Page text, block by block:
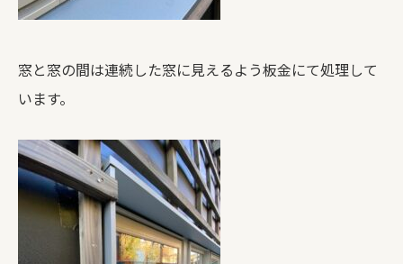
窓と窓の間は連続した窓に見えるよう板金にて処理して
います。